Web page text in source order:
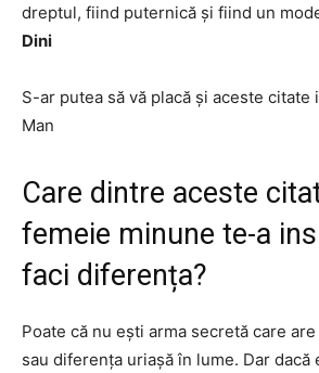
dreptul, fiind puternică și fiind un
Dini
S-ar putea să vă placă și aceste citate
Man
Care dintre aceste
femeie minune te-a
faci diferența?
Poate că nu ești arma secretă care
sau diferența uriașă în lume. Dar dacă